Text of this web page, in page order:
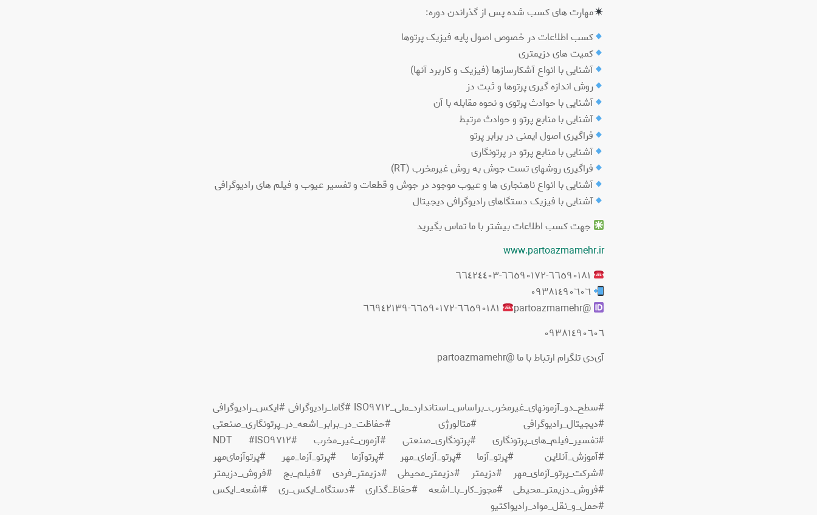
مهارت های کسب شده پس از گذراندن دوره:
کسب اطلاعات در خصوص اصول پایه فیزیک پرتوها
کمیت های دزیمتری
آشنایی با انواع آشکارسازها (فیزیک و کاربرد آنها)
روش اندازه گیری پرتوها و ثبت دز
آشنایی با حوادث پرتوی و نحوه مقابله با آن
آشنایی با منابع پرتو و حوادث مرتبط
فراگیری اصول ایمنی در برابر پرتو
آشنایی با منابع پرتو در پرتونگاری
فراگیری روشهای تست جوش به روش غیرمخرب (RT)
آشنایی با انواع ناهنجاری ها و عیوب موجود در جوش و قطعات و تفسیر عیوب و فیلم های رادیوگرافی
آشنایی با فیزیک دستگاهای رادیوگرافی دیجیتال
جهت کسب اطلاعات بیشتر با ما تماس بگیرید
www.partoazmamehr.ir
٠٩٣٨١٤٩٠٦٠٦
@partoazmamehr
٠٩٣٨١٤٩٠٦٠٦
آی‌دی تلگرام ارتباط با ما @partoazmamehr
#سطح_دو_آزمونهای_غیرمخرب_براساس_استاندارد_ملی_ISO٩٧١٢ #گاما_رادیوگرافی #ایکس_رادیوگرافی
#دیجیتال_رادیوگرافی #متالورژی #حفاظت_در_برابر_اشعه_در_پرتونگاری_صنعتی
#تفسیر_فیلم_های_پرتونگاری #پرتونگاری_صنعتی #آزمون_غیر_مخرب #NDT #ISO٩٧١٢
#آموزش_آنلاین #پرتو_آزما #پرتو_آزمای_مهر #پرتوآزما #پرتو_آزما_مهر #پرتو‌آزمای‌مهر
#شرکت_پرتو_آزمای_مهر #دزیمتر #دزیمتر_محیطی #دزیمتر_فردی #فیلم_بج #فروش_دزیمتر
#فروش_دزیمتر_محیطی #مجوز_کار_با_اشعه #حفاظ_گذاری #دستگاه_ایکس_ری #اشعه_ایکس
#حمل_و_نقل_مواد_رادیواکتیو